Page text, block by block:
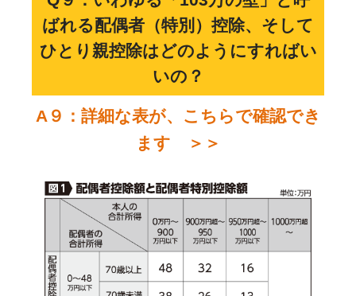
ばれる配偶者（特別）控除、そして
ひとり親控除はどのようにすればい
いの？
A９：詳細な表が、こちらで確認でき
ます ＞＞